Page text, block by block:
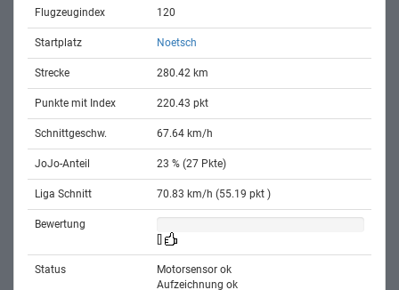
Flugzeugindex 120
Startplatz Noetsch
Strecke 280.42 km
Punkte mit Index 220.43 pkt
Schnittgeschw. 67.64 km/h
JoJo-Anteil 23 % (27 Pkte)
Liga Schnitt 70.83 km/h (55.19 pkt )
Bewertung
Status
Motorsensor ok
Aufzeichnung ok